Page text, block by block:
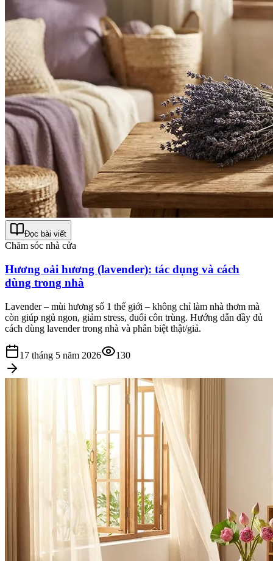
Đọc bài viết
Chăm sóc nhà cửa
Hương oải hương (lavender): tác dụng và cách
dùng trong nhà
Lavender – mùi hương số 1 thế giới – không chỉ làm nhà thơm mà
còn giúp ngủ ngon, giảm stress, đuổi côn trùng. Hướng dẫn đầy đủ
cách dùng lavender trong nhà và phân biệt thật/giả.
17 tháng 5 năm 2026 130